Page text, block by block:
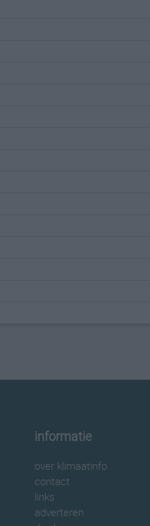
informatie
over klimaatinfo
contact
links
adverteren